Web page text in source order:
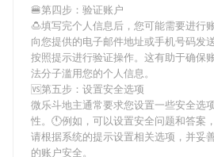
🍔第四步：验证账户
🍮填写完个人信息后，您可能需要进行账
向您提供的电子邮件地址或手机号码发
按照提示进行验证操作。这有助于确保
法分子滥用您的个人信息。
🆚第五步：设置安全选项
微乐斗地主通常要求您设置一些安全选
性。🕚例如，可以设置安全问题和答案
请根据系统的提示设置相关选项，并妥
的账户安全。